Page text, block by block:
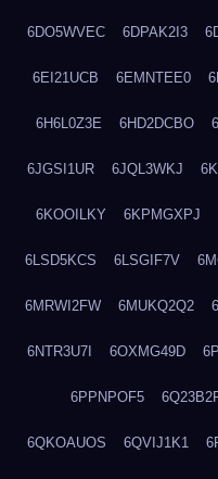
6DO5WVEC 6DPAK2I3
6EI21UCB 6EMNTEE0
6H6L0Z3E 6HD2DCBO
6JGSI1UR 6JQL3WKJ
6KOOILKY 6KPMGXPJ
6LSD5KCS 6LSGIF7V
6MRWI2FW 6MUKQ2Q2
6NTR3U7I 6OXMG49D
6PPNPOF5
6QKOAUOS 6QVIJ1K1